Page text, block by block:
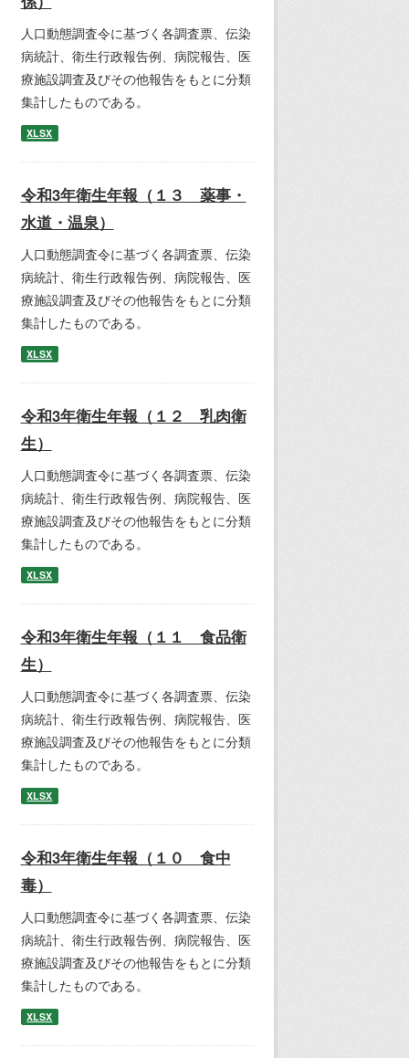
人口動態調査令に基づく各調査票、伝染
病統計、衛生行政報告例、病院報告、医
療施設調査及びその他報告をもとに分類
集計したものである。
XLSX
令和3年衛生年報（１３ 薬事・
水道・温泉）
人口動態調査令に基づく各調査票、伝染
病統計、衛生行政報告例、病院報告、医
療施設調査及びその他報告をもとに分類
集計したものである。
XLSX
令和3年衛生年報（１２ 乳肉衛
生）
人口動態調査令に基づく各調査票、伝染
病統計、衛生行政報告例、病院報告、医
療施設調査及びその他報告をもとに分類
集計したものである。
XLSX
令和3年衛生年報（１１ 食品衛
生）
人口動態調査令に基づく各調査票、伝染
病統計、衛生行政報告例、病院報告、医
療施設調査及びその他報告をもとに分類
集計したものである。
XLSX
令和3年衛生年報（１０ 食中
毒）
人口動態調査令に基づく各調査票、伝染
病統計、衛生行政報告例、病院報告、医
療施設調査及びその他報告をもとに分類
集計したものである。
XLSX